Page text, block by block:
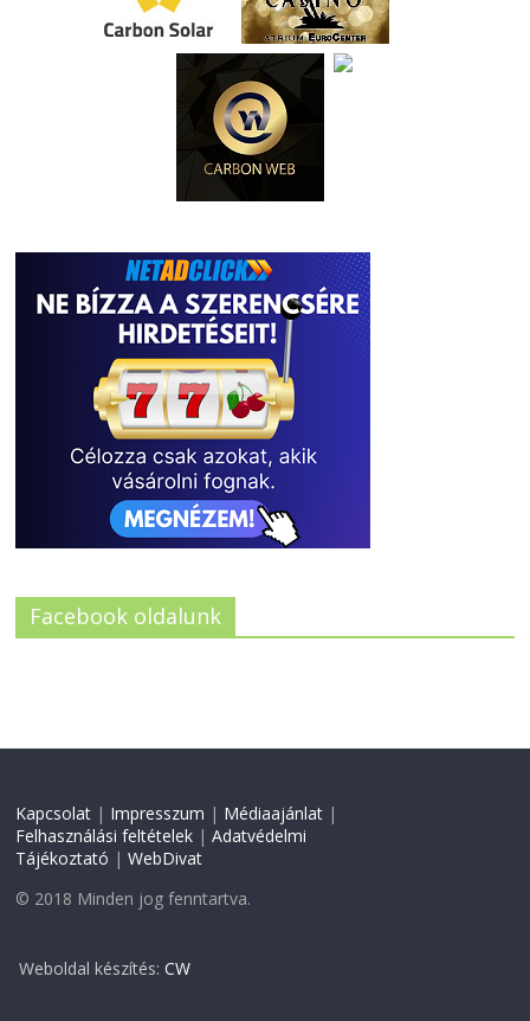
Facebook oldalunk
Kapcsolat | Impresszum | Médiaajánlat |
Felhasználási feltételek |Adatvédelmi
Tájékoztató |WebDivat
© 2018 Minden jog fenntartva.
Weboldal készítés: CW